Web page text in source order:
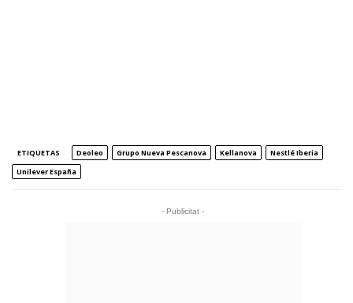
ETIQUETAS Deoleo Grupo Nueva Pescanova Kellanova
Nestlé Iberia
Unilever España
- Publicitat -